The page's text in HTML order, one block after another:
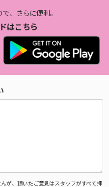
、さらに便利。
はこちら
が、頂いたご意見はスタッフがすべて拝